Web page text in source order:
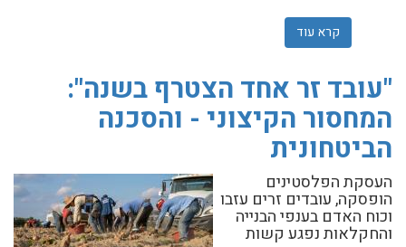
קרא עוד
"עובד זר אחד הצטרף בשנה":
המחסור הקיצוני - והסכנה
הביטחונית
העסקת הפלסטינים
הופסקה, עובדים זרים עזבו
וכוח האדם בענפי הבנייה
והחקלאות נפגע קשות